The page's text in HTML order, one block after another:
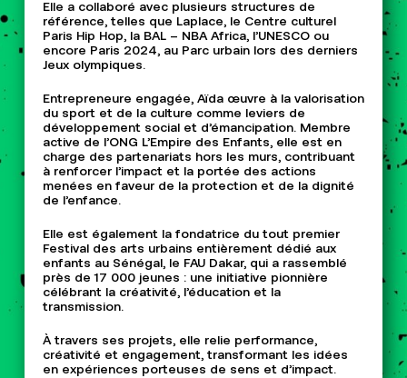
Elle a collaboré avec plusieurs structures de
référence, telles que Laplace, le Centre culturel
Paris Hip Hop, la BAL – NBA Africa, l’UNESCO ou
encore Paris 2024, au Parc urbain lors des derniers
Jeux olympiques.
Entrepreneure engagée, Aïda œuvre à la valorisation
du sport et de la culture comme leviers de
développement social et d’émancipation. Membre
active de l’ONG L’Empire des Enfants, elle est en
charge des partenariats hors les murs, contribuant
à renforcer l’impact et la portée des actions
menées en faveur de la protection et de la dignité
de l’enfance.
Elle est également la fondatrice du tout premier
Festival des arts urbains entièrement dédié aux
enfants au Sénégal, le FAU Dakar, qui a rassemblé
près de 17 000 jeunes : une initiative pionnière
célébrant la créativité, l’éducation et la
transmission.
À travers ses projets, elle relie performance,
créativité et engagement, transformant les idées
en expériences porteuses de sens et d’impact.